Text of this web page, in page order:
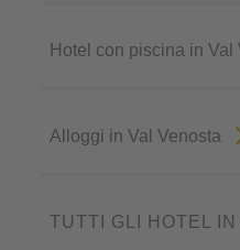
Hotel con piscina in Val
Alloggi in Val Venosta
TUTTI GLI HOTEL IN